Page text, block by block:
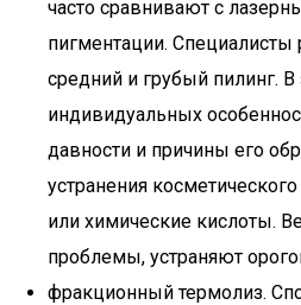
часто сравнивают с
пигментации. Специалисты
средний и грубый пилинг. В
индивидуальных
давности и причины его
устранения
или химические кислоты.
проблемы, устраняют
фракционный термолиз.